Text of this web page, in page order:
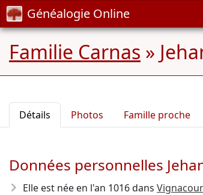
Généalogie Online
Familie Carnas »
Détails Photos Famille proche
Données personnelles
Elle est née en l'an 1016dans